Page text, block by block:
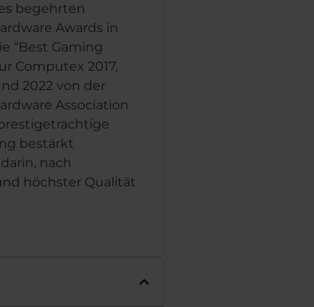
begehrten
Awards in
“Best Gaming
Computex 2017,
2022 von der
Association
bestärkt
nach
höchster Qualität